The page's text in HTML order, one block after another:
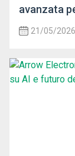
avanzata
21/05/2026